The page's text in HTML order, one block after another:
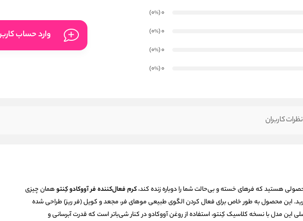
0
(0
%
)
0
(0
%
)
0
(0
%
)
0
(0
%
)
وارد حساب
نظرات کاربران
هستید که فرهای خسته و بی‌حالت شما را دوباره زنده کند،کرم فعال‌کننده فر آووکادو کِنتوهمان چیزی
این محصول به طور خاص برای فعال کردن الگوی طبیعی موهای فر، مجعد و کویل (فر ریز) طراحی شده
این مدل با نسخه کلاسیک کِنتو، استفاده از روغن آووکادو در کنار شی‌باتر است که قدرت آبرسانی و